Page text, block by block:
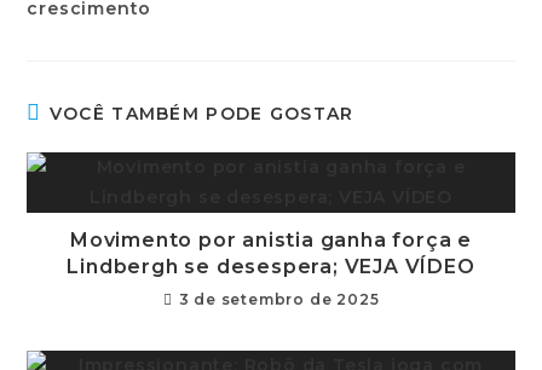
VOCÊ TAMBÉM PODE GOSTAR
Movimento por anistia ganha força e
Lindbergh se desespera; VEJA VÍDEO
3 de setembro de 2025